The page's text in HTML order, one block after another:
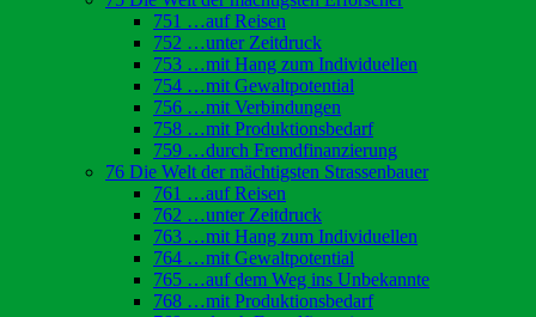
751 …auf Reisen
752 …unter Zeitdruck
753 …mit Hang zum Individuellen
754 …mit Gewaltpotential
756 …mit Verbindungen
758 …mit Produktionsbedarf
759 …durch Fremdfinanzierung
76 Die Welt der mächtigsten Strassenbauer
761 …auf Reisen
762 …unter Zeitdruck
763 …mit Hang zum Individuellen
764 …mit Gewaltpotential
765 …auf dem Weg ins Unbekannte
768 …mit Produktionsbedarf